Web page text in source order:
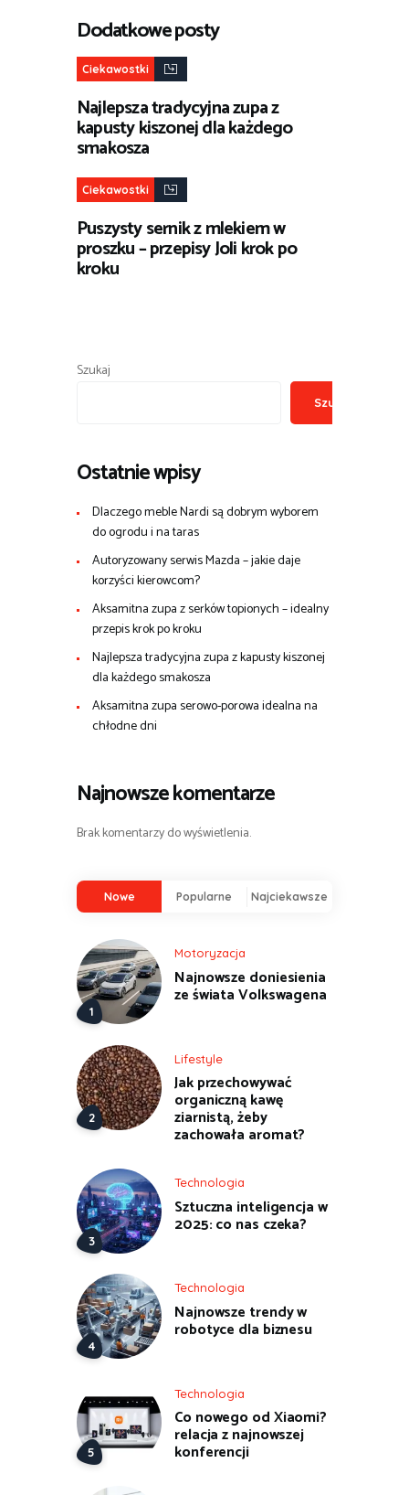
Dodatkowe posty
Ciekawostki
Najlepsza tradycyjna zupa z
kapusty kiszonej dla każdego
smakosza
Ciekawostki
Puszysty sernik z mlekiem w
proszku – przepisy Joli krok po
kroku
Szukaj
Szukaj
Ostatnie wpisy
Dlaczego meble Nardi są dobrym wyborem
do ogrodu i na taras
Autoryzowany serwis Mazda – jakie daje
korzyści kierowcom?
Aksamitna zupa z serków topionych – idealny
przepis krok po kroku
Najlepsza tradycyjna zupa z kapusty kiszonej
dla każdego smakosza
Aksamitna zupa serowo-porowa idealna na
chłodne dni
Najnowsze komentarze
Brak komentarzy do wyświetlenia.
Nowe Popularne Najciekawsze
Motoryzacja
Najnowsze doniesienia
ze świata Volkswagena
Lifestyle
Jak przechowywać
organiczną kawę
ziarnistą, żeby
zachowała aromat?
Technologia
Sztuczna inteligencja w
2025: co nas czeka?
Technologia
Najnowsze trendy w
robotyce dla biznesu
Technologia
Co nowego od Xiaomi?
relacja z najnowszej
konferencji